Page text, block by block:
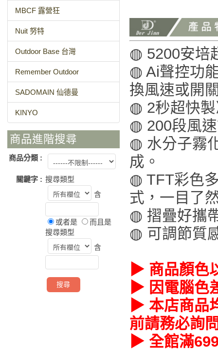
MBCF 露營狂
Nuit 努特
Outdoor Base 台灣
Remember Outdoor
SADOMAIN 仙德曼
KINYO
商品進階搜尋
商品分類 :
關鍵字 : 搜尋類型
含
或者是
而且是
搜尋類型
含
◍ 5200安培
◍ Ai聲控功
換風速或開
◍ 2秒超快製
◍ 200段風
◍ 水分子霧
成。
◍ TFT彩色
式，一目了
◍ 摺疊好攜
◍ 可調節質
▶ 商品顏色
▶ 因電腦色
▶ 本店商品
前請務必詢
▶ 全館滿